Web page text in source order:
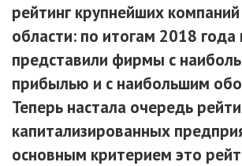
рейтинг крупнейших
области: по итогам 2018
представили фирмы с
прибылью и с наибольшим
Теперь настала очередь
капитализированных
основным критерием это